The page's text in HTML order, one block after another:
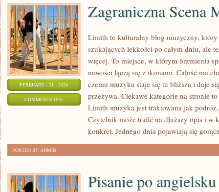
FEBRUARY - 21 - 2026
COMMENTS OFFON
ZAGRANICZNA
MUZYCZNA
Zagraniczna Scena
Limith to kulturalny blog muzyczny, który
szukających lekkości po całym dniu, ale
więcej. To miejsce, w którym brzmienia
nowości łączą się z ikonami. Całość ma
czemu muzyka staje się tu bliższa i daje
przeżywa. Ciekawe kategorie na stronie
Limith muzyka jest traktowana jak
Czytelnik może trafić na dłuższy opis i w
konkret. Jednego dnia pojawiają się
POSTED BY ADMIN
Pisanie po angielsku